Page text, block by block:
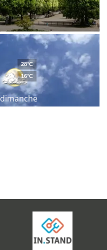
dimanche
28°C
16°C